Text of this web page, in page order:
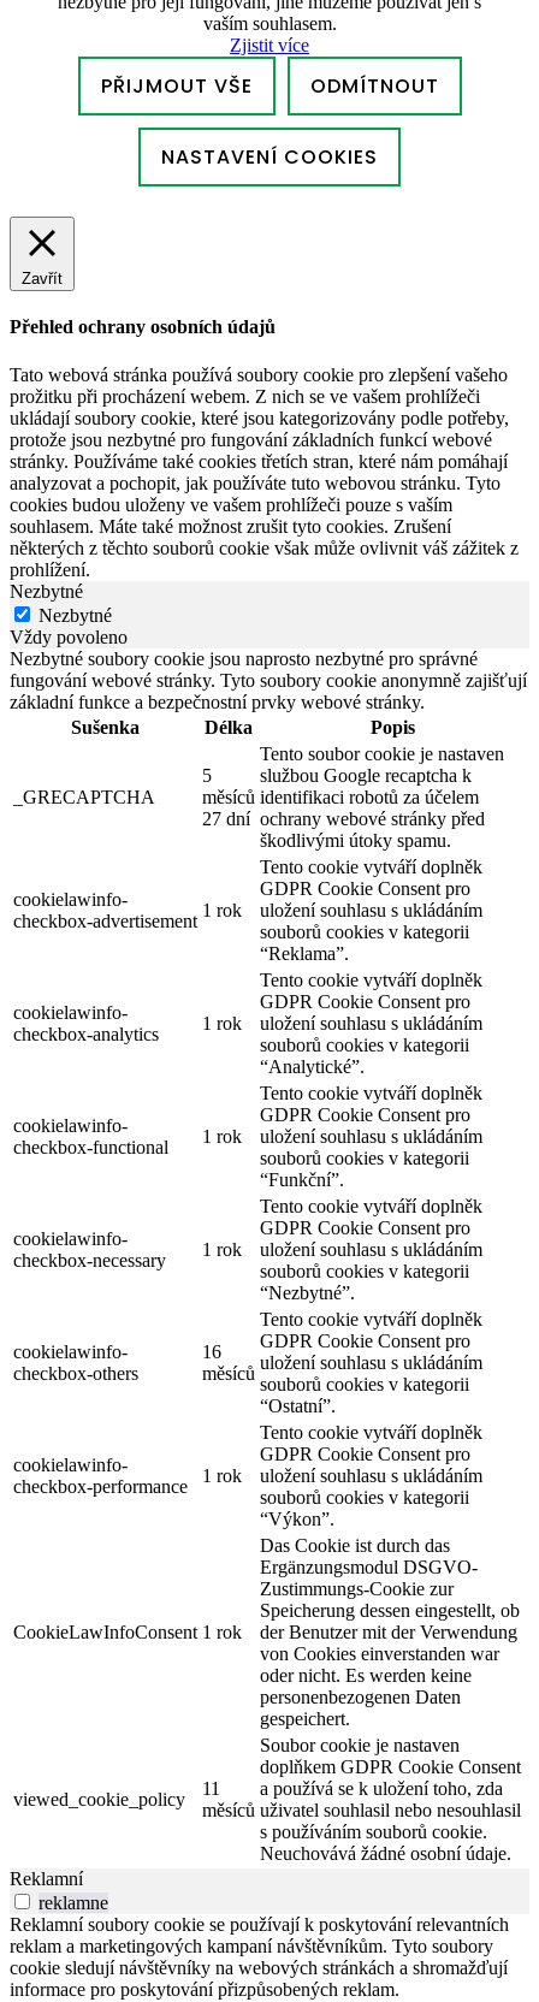
vaším souhlasem.
Zjistit více
PŘIJMOUT VŠE ODMÍTNOUT
NASTAVENÍ COOKIES
Zavřít
Přehled ochrany osobních údajů
Tato webová stránka používá soubory cookie pro zlepšení vašeho
prožitku při procházení webem. Z nich se ve vašem prohlížeči
ukládají soubory cookie, které jsou kategorizovány podle potřeby,
protože jsou nezbytné pro fungování základních funkcí webové
stránky. Používáme také cookies třetích stran, které nám pomáhají
analyzovat a pochopit, jak používáte tuto webovou stránku. Tyto
cookies budou uloženy ve vašem prohlížeči pouze s vaším
souhlasem. Máte také možnost zrušit tyto cookies. Zrušení
některých z těchto souborů cookie však může ovlivnit váš zážitek z
prohlížení.
Nezbytné
Nezbytné
Vždy povoleno
Nezbytné soubory cookie jsou naprosto nezbytné pro správné
fungování webové stránky. Tyto soubory cookie anonymně zajišťují
základní funkce a bezpečnostní prvky webové stránky.
Sušenka
Délka Popis
_GRECAPTCHA
5
měsíců
27 dní
Tento soubor cookie je nastaven
službou Google recaptcha k
identifikaci robotů za účelem
ochrany webové stránky před
škodlivými útoky spamu.
cookielawinfo-
checkbox-advertisement
1 rok
Tento cookie vytváří doplněk
GDPR Cookie Consent pro
uložení souhlasu s ukládáním
souborů cookies v kategorii
“Reklama”.
cookielawinfo-
checkbox-analytics
1 rok
Tento cookie vytváří doplněk
GDPR Cookie Consent pro
uložení souhlasu s ukládáním
souborů cookies v kategorii
“Analytické”.
cookielawinfo-
checkbox-functional
1 rok
Tento cookie vytváří doplněk
GDPR Cookie Consent pro
uložení souhlasu s ukládáním
souborů cookies v kategorii
“Funkční”.
cookielawinfo-
checkbox-necessary
1 rok
Tento cookie vytváří doplněk
GDPR Cookie Consent pro
uložení souhlasu s ukládáním
souborů cookies v kategorii
“Nezbytné”.
cookielawinfo-
checkbox-others
16
měsíců
Tento cookie vytváří doplněk
GDPR Cookie Consent pro
uložení souhlasu s ukládáním
souborů cookies v kategorii
“Ostatní”.
cookielawinfo-
checkbox-performance
1 rok
Tento cookie vytváří doplněk
GDPR Cookie Consent pro
uložení souhlasu s ukládáním
souborů cookies v kategorii
“Výkon”.
CookieLawInfoConsent 1 rok
Das Cookie ist durch das
Ergänzungsmodul DSGVO-
Zustimmungs-Cookie zur
Speicherung dessen eingestellt, ob
der Benutzer mit der Verwendung
von Cookies einverstanden war
oder nicht. Es werden keine
personenbezogenen Daten
gespeichert.
viewed_cookie_policy
11
měsíců
Soubor cookie je nastaven
doplňkem GDPR Cookie Consent
a používá se k uložení toho, zda
uživatel souhlasil nebo nesouhlasil
s používáním souborů cookie.
Neuchovává žádné osobní údaje.
Reklamní
reklamne
Reklamní soubory cookie se používají k poskytování relevantních
reklam a marketingových kampaní návštěvníkům. Tyto soubory
cookie sledují návštěvníky na webových stránkách a shromažďují
informace pro poskytování přizpůsobených reklam.